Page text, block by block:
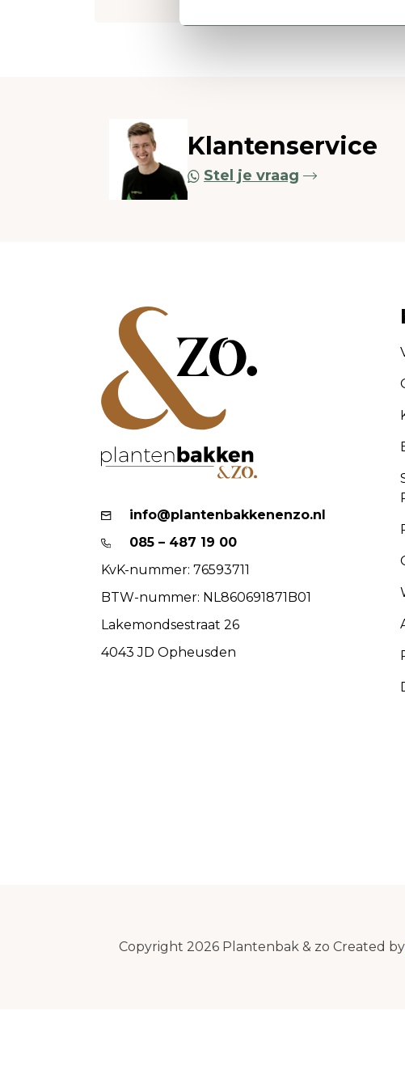
Klantenservice
Stel je vraag
info@plantenbakkenenzo.nl
085 – 487 19 00
KvK-nummer: 76593711
BTW-nummer: NL860691871B01
Lakemondsestraat 26
4043 JD Opheusden
Copyright 2026 Plantenbak & zo Created by